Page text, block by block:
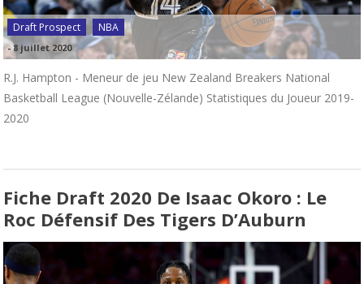
Draft Prospect NBA
-8 juillet 2020
R.J. Hampton - Meneur de jeu New Zealand Breakers National
Basketball League (Nouvelle-Zélande) Statistiques du Joueur 2019-
2020
Fiche Draft 2020 De Isaac Okoro : Le
Roc Défensif Des Tigers D’Auburn